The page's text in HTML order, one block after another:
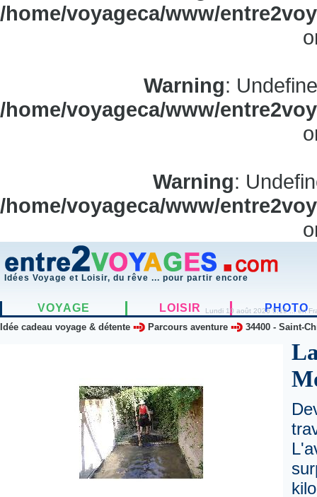
/home/voyageca/www/
Warning:
/home/voyageca/www/
Warning:
/home/voyageca/www/
Idées Voyage et Loisir, du rêve ... pour partir encore
VOYAGE LOISIR PHOTO
Lundi 10 août 2026 5:19 ... en
Idée cadeau voyage & détente Parcours aventure 34400 - Saint-